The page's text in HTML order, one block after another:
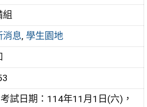
組
消息, 學生園地
考試日期：114年11月1日(六)，